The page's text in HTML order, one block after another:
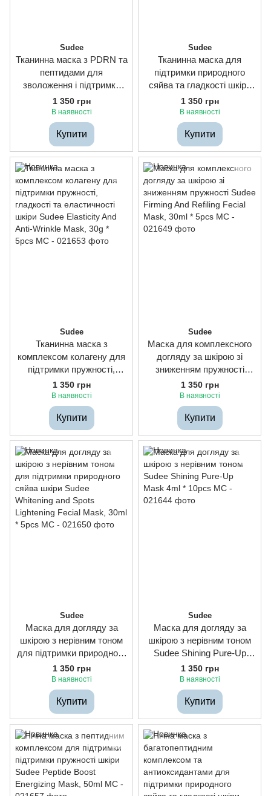
Sudee
Тканинна маска з PDRN та
пептидами для
зволоження і підтримки
пружності шкіри Sudee
Dewy Glow And Nurturing
Mask, 30g * 5pcs
1 350 грн
В наявності
Купити
Sudee
Тканинна маска для
підтримки природного
сяйва та гладкості шкіри
Sudee Radiance And Anti-
Wrinkle Mask, 30g * 5pcs
1 350 грн
В наявності
Купити
Sudee
Тканинна маска з
комплексом колагену для
підтримки пружності,
гладкості та еластичності
шкіри Sudee Elasticity And
Anti-Wrinkle Mask, 30g *
5pcs
1 350 грн
В наявності
Купити
Sudee
Маска для комплексного
догляду за шкірою зі
зниженням пружності
Sudee Firming And Refiling
Fecial Mask, 30ml * 5pcs
1 350 грн
В наявності
Купити
Sudee
Маска для догляду за
шкірою з нерівним тоном
для підтримки природного
сяйва шкіри Sudee
Whitening and Spots
Lightening Fecial Mask,
30ml * 5pcs
1 350 грн
В наявності
Купити
Sudee
Маска для догляду за
шкірою з нерівним тоном
Sudee Shining Pure-Up
Mask 4ml * 10pcs
1 350 грн
В наявності
Купити